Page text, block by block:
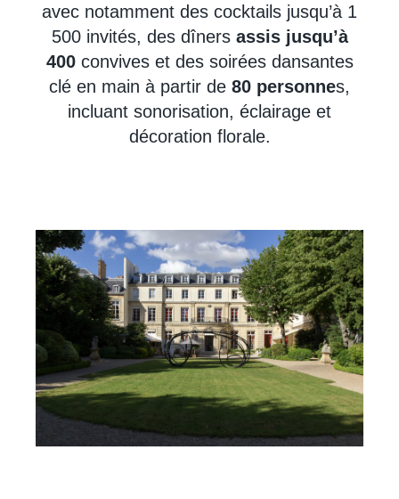
avec notamment des cocktails jusqu’à 1
500 invités, des dîners assis jusqu’à
400 convives et des soirées dansantes
clé en main à partir de 80 personnes,
incluant sonorisation, éclairage et
décoration florale.